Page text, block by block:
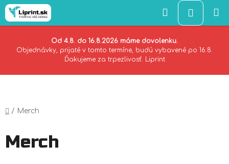
Od 4.8. do 16.8.2026 máme dovolenku.
Objednávky, prijaté v tomto termíne, budú vybavené po 16.8.
Ďakujeme za trpezlivosť. Liprint
Hľadať
KOŠÍK
Domov
/ Merch
Merch